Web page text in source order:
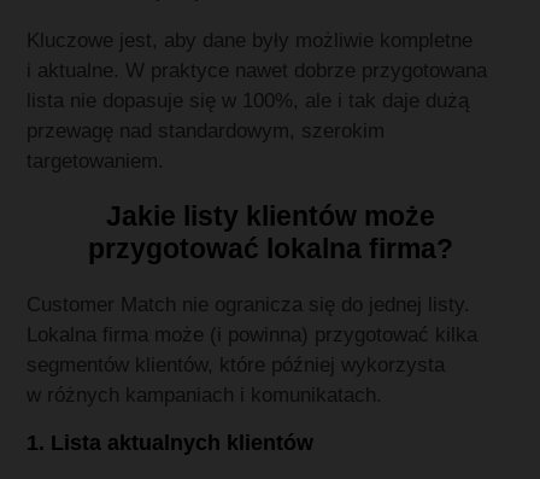
Kluczowe jest, aby dane były możliwie kompletne
i aktualne. W praktyce nawet dobrze przygotowana
lista nie dopasuje się w 100%, ale i tak daje dużą
przewagę nad standardowym, szerokim
targetowaniem.
Jakie listy klientów może
przygotować lokalna firma?
Customer Match nie ogranicza się do jednej listy.
Lokalna firma może (i powinna) przygotować kilka
segmentów klientów, które później wykorzysta
w różnych kampaniach i komunikatach.
1. Lista aktualnych klientów